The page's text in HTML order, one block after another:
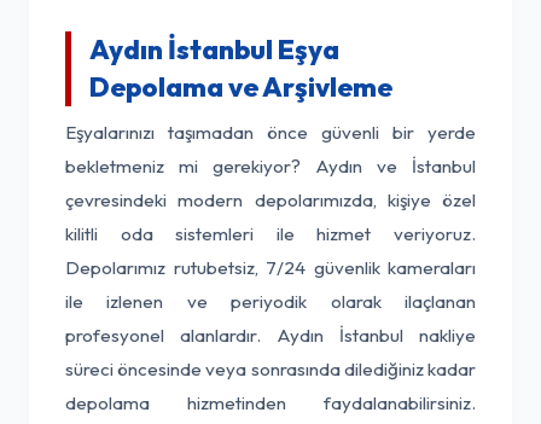
Aydın İstanbul Eşya
Depolama ve Arşivleme
Eşyalarınızı taşımadan önce güvenli bir yerde
bekletmeniz mi gerekiyor? Aydın ve İstanbul
çevresindeki modern depolarımızda, kişiye özel
kilitli oda sistemleri ile hizmet veriyoruz.
Depolarımız rutubetsiz, 7/24 güvenlik kameraları
ile izlenen ve periyodik olarak ilaçlanan
profesyonel alanlardır. Aydın İstanbul nakliye
süreci öncesinde veya sonrasında dilediğiniz kadar
depolama hizmetinden faydalanabilirsiniz.